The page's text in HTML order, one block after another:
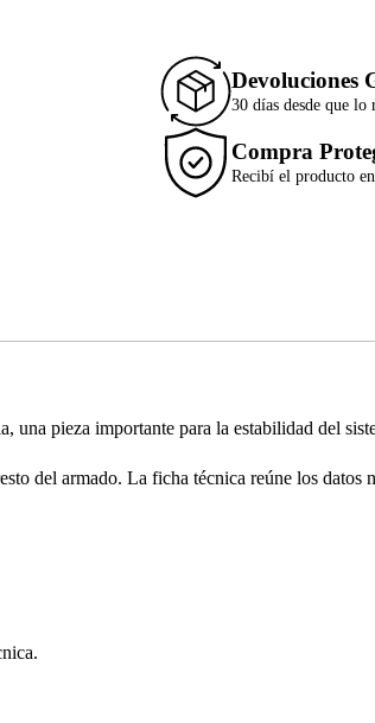
Devoluciones
30 días desde que lo
Compra
Recibí el producto
pieza importante para la estabilidad del
del armado. La ficha técnica reúne los datos